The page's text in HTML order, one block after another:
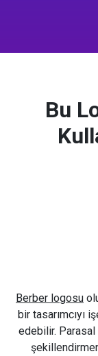
Bu
Berber logosu
bir tasarımcıyı
edebilir. Parasal